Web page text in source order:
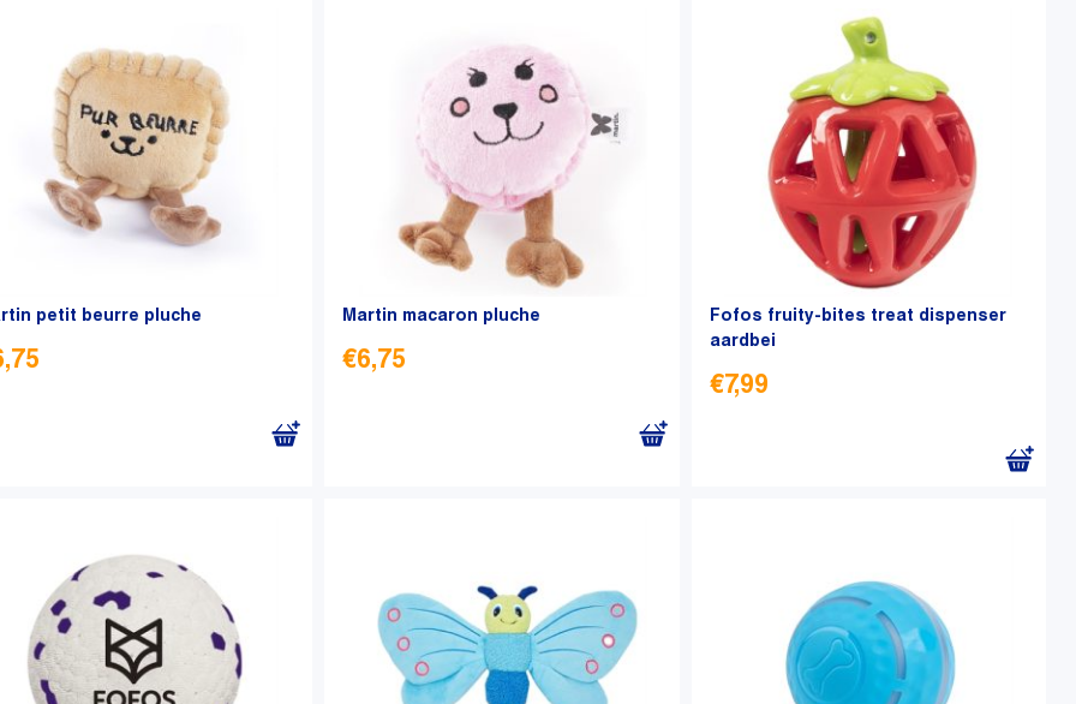
petit beurre pluche Martin macaron pluche
€6,75
Fofos fruity-bites treat dispenser
aardbei
€7,99